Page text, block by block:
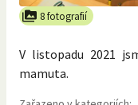
8 fotografií
V listopadu 2021
mamuta.